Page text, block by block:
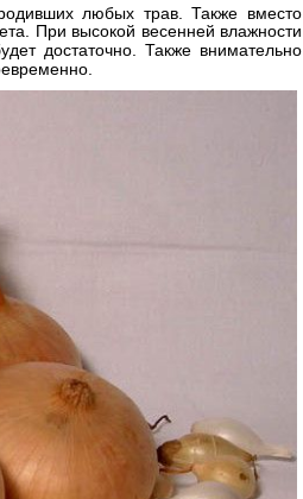
любых трав. Также вместо
При высокой весенней влажности
достаточно. Также внимательно